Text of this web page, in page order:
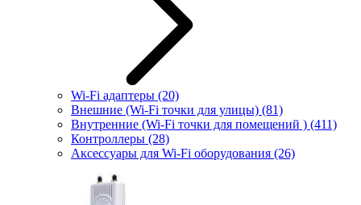
Wi-Fi адаптеры (20)
Внешние (Wi-Fi точки для улицы) (81)
Внутренние (Wi-Fi точки для помещений ) (411)
Контроллеры (28)
Аксессуары для Wi-Fi оборудования (26)